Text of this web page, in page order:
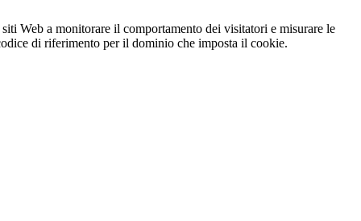
Web a monitorare il comportamento dei visitatori e misurare le
di riferimento per il dominio che imposta il cookie.